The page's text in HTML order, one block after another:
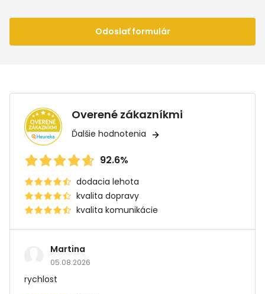
Odoslať formulár
Overené zákazníkmi
Ďalšie hodnotenia
92.6%
dodacia lehota
kvalita dopravy
kvalita komunikácie
Martina
05.08.2026
rychlost